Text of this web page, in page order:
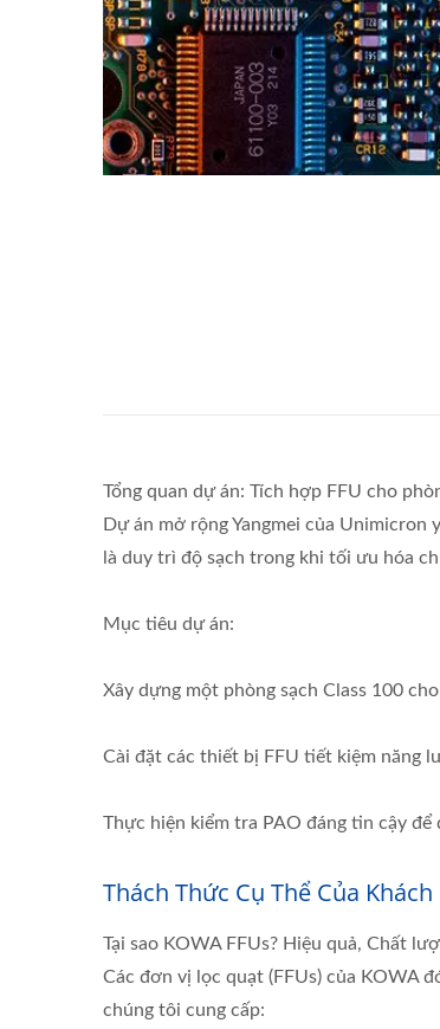
Tổng quan dự án: Tích hợp FFU cho
Dự án mở rộng Yangmei của
là duy trì độ sạch trong khi tối ưu hóa
Mục tiêu dự án:
Xây dựng một phòng sạch Class 100
Cài đặt các thiết bị FFU tiết kiệm năng
Thực hiện kiểm tra PAO đáng tin cậy
Thách Thức Cụ Thể Của
Tại sao KOWA FFUs? Hiệu quả, Chất
Các đơn vị lọc quạt (FFUs) của KOWA
chúng tôi cung cấp: